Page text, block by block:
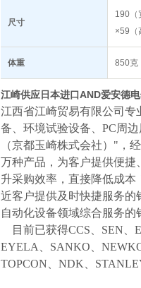
尺寸
190（
×59（
体重 850克
江崎供应日本进口AND爱安德
江西省江崎贸易有限公司
备、环境试验设备、PC周
（京都玉崎株式会社）"，
万种产品，为客户提供便
升采购效率，直接降低成本
近客户提供及时快捷服务
自动化设备领域综合服务的
目前已获得CCS、SEN、
EYELA、SANKO、
TOPCON、NDK、